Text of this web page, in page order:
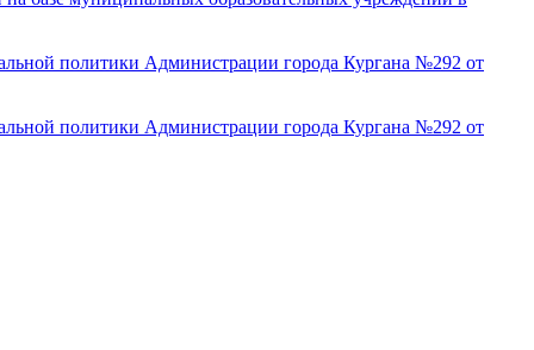
политики Администрации города Кургана №292 от
политики Администрации города Кургана №292 от